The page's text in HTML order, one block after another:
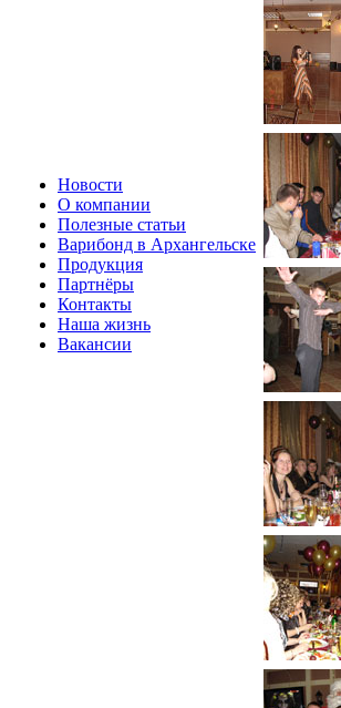
Новости
О компании
Полезные статьи
Варибонд в Архангельске
Продукция
Партнёры
Контакты
Наша жизнь
Вакансии